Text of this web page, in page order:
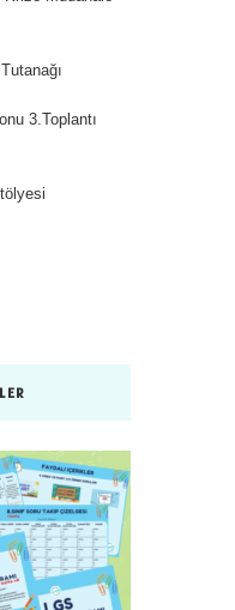
3.Toplantı